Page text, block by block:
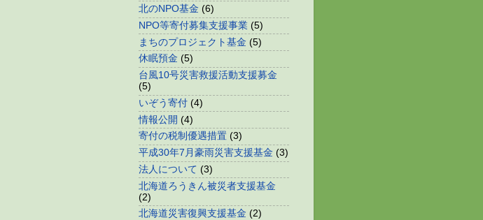
北のNPO基金 (6)
NPO等寄付募集支援事業 (5)
まちのプロジェクト基金 (5)
休眠預金 (5)
台風10号災害救援活動支援募金
(5)
いぞう寄付 (4)
情報公開 (4)
寄付の税制優遇措置 (3)
平成30年7月豪雨災害支援基金 (3)
法人について (3)
北海道ろうきん被災者支援基金
(2)
北海道災害復興支援基金 (2)